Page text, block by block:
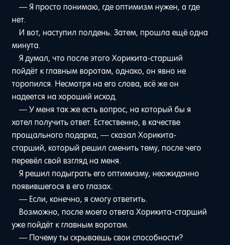
— Я просто понимаю, где оптимизм нужен, а где
нет.
И вот, наступил полдень. Затем, прошла ещё одна
минута.
Я думал, что после этого Хорикита-старший
пойдёт к главным воротам, однако, он явно не
торопился. Несмотря на его слова, всё же он
надеется на хороший исход.
— У меня так же есть вопрос, на который бы я
хотел получить ответ. Естественно, в качестве
прощального подарка, — сказал Хорикита-
старший, который решил сменить тему, после чего
перевёл свой взгляд на меня.
Я решил подыграть его оптимизму, неожиданно
появившегося в его глазах.
— Если, конечно, я смогу ответить.
Возможно, после моего ответа Хорикита-старший
уже пойдёт к главным воротам.
— Почему ты скрываешь свои способности?